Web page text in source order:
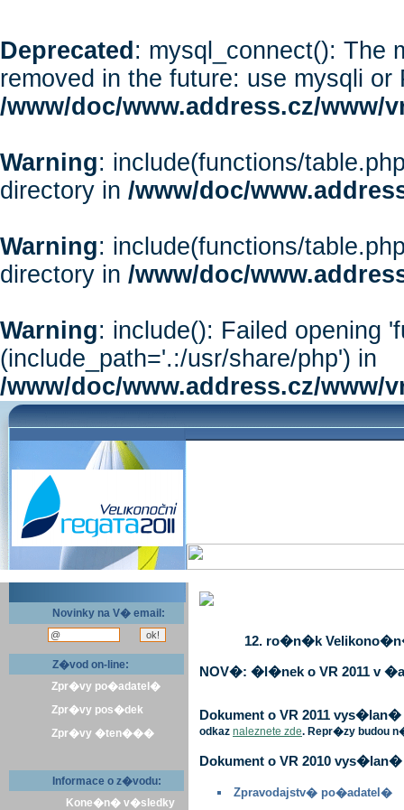
Deprecated : mysql_connect(): The
removed in the future: use mysqli or
/www/doc/www.address.cz/www/
Warning: include(functions/
directory in /www/doc/
Warning: include(functions/
directory in /www/doc/
Warning: include(): Failed opening
(include_path='.:/usr/share/php') in
/www/doc/www.address.cz/www/
Novinky na V� email:
Z�vod on-line:
Zpr�vy po�adatel�
Zpr�vy pos�dek
Zpr�vy �ten���
Informace o z�vodu:
Kone�n� v�sledky
12. ro�n�k
NOV�: �l�nek o VR 2011 v
Dokument o VR 2011
odkaz naleznete zde. Repr�zy budou
Dokument o VR 2010
Zpravodajstv� po�adatel�